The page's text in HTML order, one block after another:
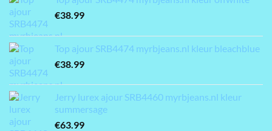
€38.99
Top ajour SRB4474 myrbjeans.nl kleur bleachblue
€38.99
Jerry lurex ajour SRB4460 myrbjeans.nl kleur
summersage
€63.99